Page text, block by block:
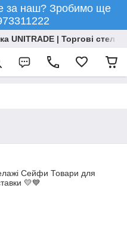
за наш? Зробимо ще
UNITRADE | Торгові
Сейфи Товари для
💛💙